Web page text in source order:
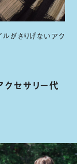
ルがさりげないアク
クセサリー代